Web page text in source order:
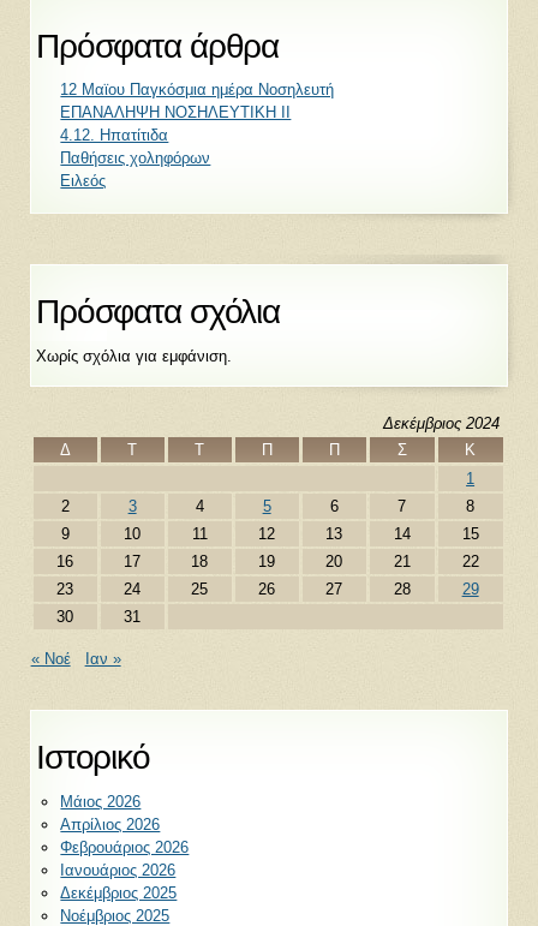
Πρόσφατα άρθρα
12 Μαϊου Παγκόσμια ημέρα Νοσηλευτή
ΕΠΑΝΑΛΗΨΗ ΝΟΣΗΛΕΥΤΙΚΗ ΙΙ
4.12. Ηπατίτιδα
Παθήσεις χοληφόρων
Ειλεός
Πρόσφατα σχόλια
Χωρίς σχόλια για εμφάνιση.
Δεκέμβριος 2024
Δ
Τ Τ Π Π Σ
Κ
1
2
3 4 5 6 7
8
9
10 11 12 13 14
15
16
17 18 19 20 21
22
23
24 25 26 27 28
29
30
31
« Νοέ Ιαν »
Ιστορικό
Μάιος 2026
Απρίλιος 2026
Φεβρουάριος 2026
Ιανουάριος 2026
Δεκέμβριος 2025
Νοέμβριος 2025